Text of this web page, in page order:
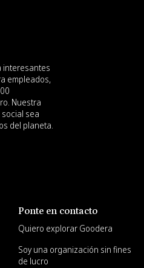
interesantes
empleados,
Nuestra
sea
del planeta.
Ponte en contacto
Quiero explorar Goodera
Soy una organización sin fines
de lucro